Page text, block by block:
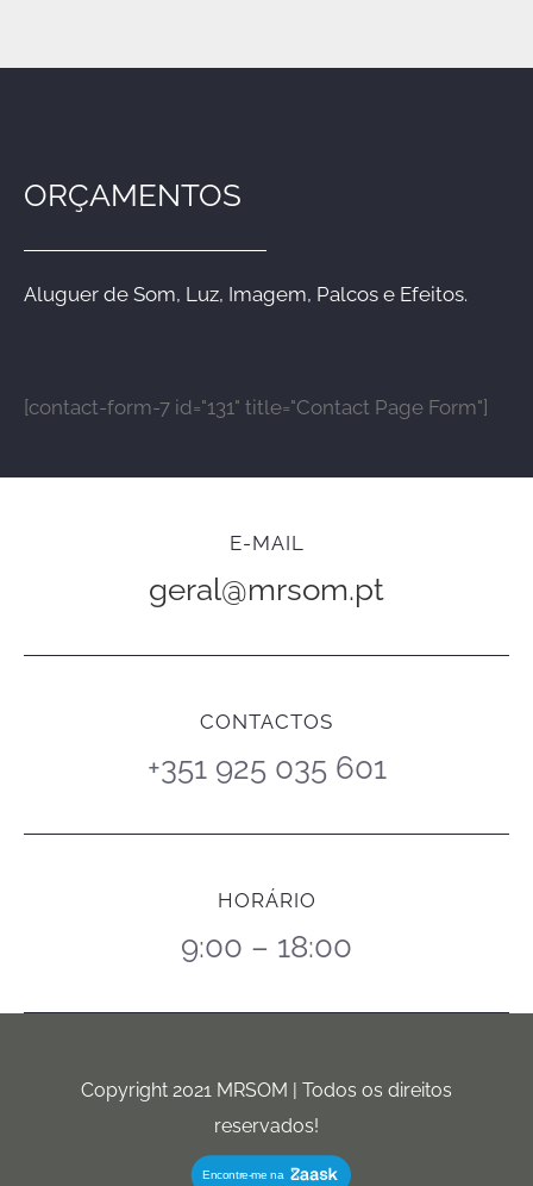
ORÇAMENTOS
Aluguer de Som, Luz, Imagem, Palcos e Efeitos.
[contact-form-7 id="131" title="Contact Page Form"]
E-MAIL
geral@mrsom.pt
CONTACTOS
+351 925 035 601
HORÁRIO
9:00 – 18:00
Copyright 2021 MRSOM | Todos os direitos
reservados!